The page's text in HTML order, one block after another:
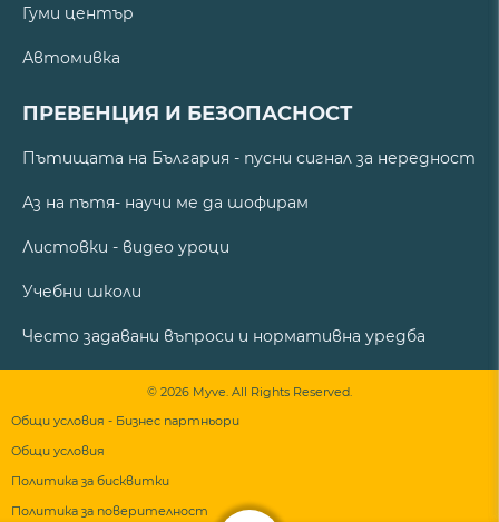
Гуми център
Автомивка
ПРЕВЕНЦИЯ И БЕЗОПАСНОСТ
Пътищата на България - пусни сигнал за нередност
Аз на пътя- научи ме да шофирам
Листовки - видео уроци
Учебни школи
Често задавани въпроси и нормативна уредба
© 2026 Myve. All Rights Reserved.
Общи условия - Бизнес партньори
Общи условия
Политика за бисквитки
Политика за поверителност